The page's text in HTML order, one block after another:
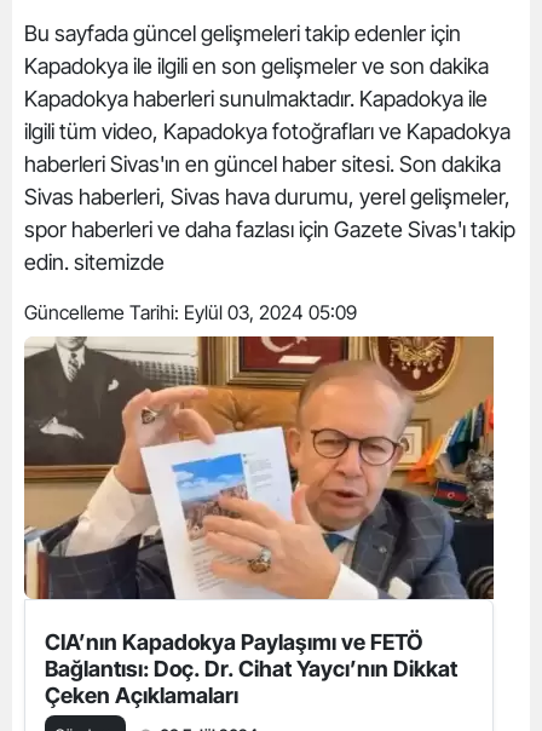
Bu sayfada güncel gelişmeleri takip edenler için
Kapadokya ile ilgili en son gelişmeler ve son dakika
Kapadokya haberleri sunulmaktadır. Kapadokya ile
ilgili tüm video, Kapadokya fotoğrafları ve Kapadokya
haberleri Sivas'ın en güncel haber sitesi. Son dakika
Sivas haberleri, Sivas hava durumu, yerel gelişmeler,
spor haberleri ve daha fazlası için Gazete Sivas'ı takip
edin. sitemizde
Güncelleme Tarihi: Eylül 03, 2024 05:09
CIA’nın Kapadokya Paylaşımı ve FETÖ
Bağlantısı: Doç. Dr. Cihat Yaycı’nın Dikkat
Çeken Açıklamaları